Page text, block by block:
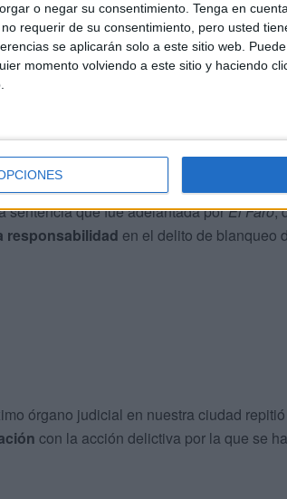
o negar su consentimiento. Tenga en
requerir de su consentimiento, pero usted
se aplicarán solo a este sitio web.
momento volviendo a este sitio y haciendo
sentencia que fue adelantada porEl Faro,
responsabilidad en el delito de blanqueo
órgano judicial en nuestra ciudad
con la acción delictiva por la que se